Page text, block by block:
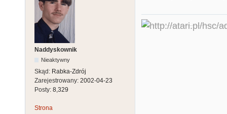
Naddyskownik
Nieaktywny
Skąd: Rabka-Zdrój
Zarejestrowany: 2002-04-23
Posty: 8,329
Strona